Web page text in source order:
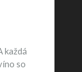
každá
so